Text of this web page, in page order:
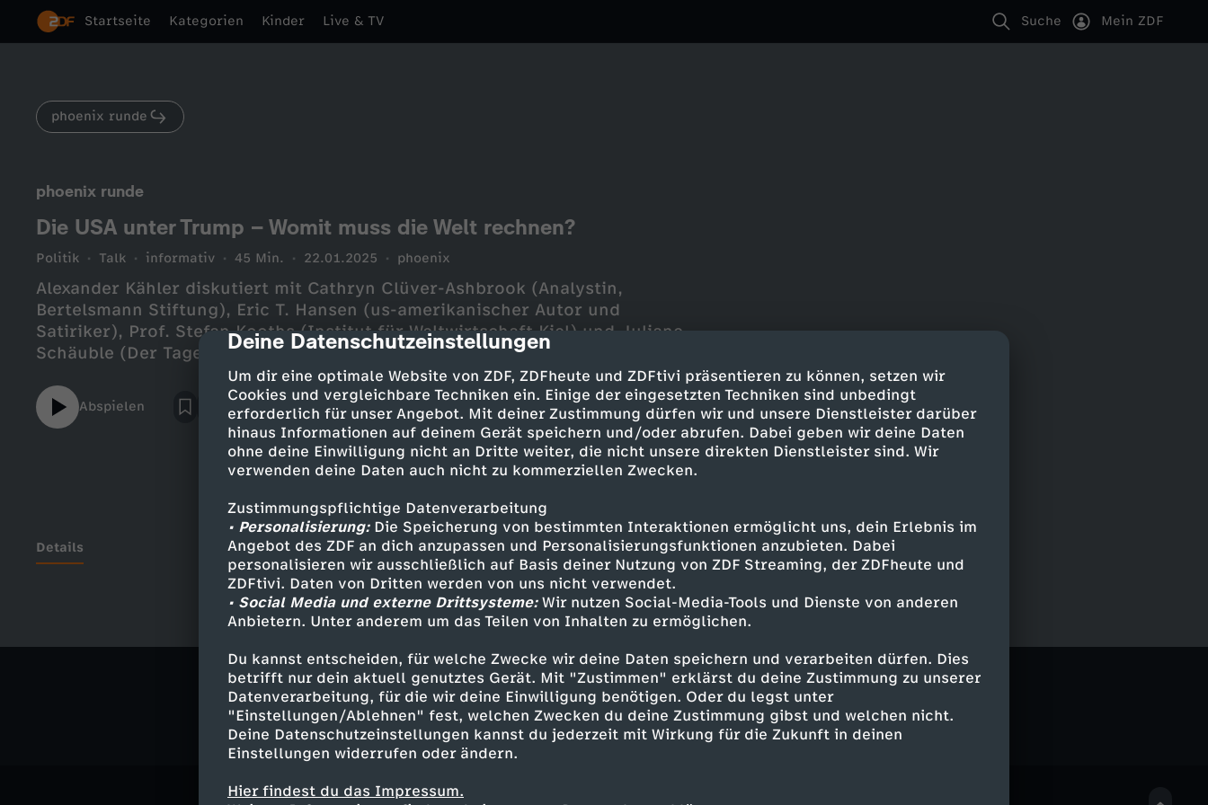
cmp-dialog-description
Deine Datenschutzeinstellungen
Um dir eine optimale Website von ZDF, ZDFheute und ZDFtivi präsentieren zu können, setzen wir
Cookies und vergleichbare Techniken ein. Einige der eingesetzten Techniken sind unbedingt
erforderlich für unser Angebot. Mit deiner Zustimmung dürfen wir und unsere Dienstleister darüber
hinaus Informationen auf deinem Gerät speichern und/oder abrufen. Dabei geben wir deine Daten
ohne deine Einwilligung nicht an Dritte weiter, die nicht unsere direkten Dienstleister sind. Wir
verwenden deine Daten auch nicht zu kommerziellen Zwecken.
Zustimmungspflichtige Datenverarbeitung
• Personalisierung:Die Speicherung von bestimmten Interaktionen ermöglicht uns, dein Erlebnis im
Angebot des ZDF an dich anzupassen und Personalisierungsfunktionen anzubieten. Dabei
personalisieren wir ausschließlich auf Basis deiner Nutzung von ZDF Streaming, der ZDFheute und
ZDFtivi. Daten von Dritten werden von uns nicht verwendet.
• Social Media und externe Drittsysteme:Wir nutzen Social-Media-Tools und Dienste von anderen
Anbietern. Unter anderem um das Teilen von Inhalten zu ermöglichen.
Du kannst entscheiden, für welche Zwecke wir deine Daten speichern und verarbeiten dürfen. Dies
betrifft nur dein aktuell genutztes Gerät. Mit "Zustimmen" erklärst du deine Zustimmung zu unserer
Datenverarbeitung, für die wir deine Einwilligung benötigen. Oder du legst unter
"Einstellungen/Ablehnen" fest, welchen Zwecken du deine Zustimmung gibst und welchen nicht.
Deine Datenschutzeinstellungen kannst du jederzeit mit Wirkung für die Zukunft in deinen
Einstellungen widerrufen oder ändern.
Hier findest du das Impressum.
Startseite Kategorien Kinder Live & TV Suche Mein ZDF
phoenix runde
phoenix runde
Die USA unter Trump – Womit muss die Welt rechnen?
Politik Talk informativ 45 Min. 22.01.2025 phoenix
Alexander Kähler diskutiert mit Cathryn Clüver-Ashbrook (Analystin,
Bertelsmann Stiftung), Eric T. Hansen (us-amerikanischer Autor und
Satiriker), Prof. Stefan Kooths (Institut für Weltwirtschaft Kiel) und Juliane
Schäuble (Der Tagesspiegel)
Abspielen
Details
Ähnliche Inhalte entdecken
Politik Talk informativ phoenix runde